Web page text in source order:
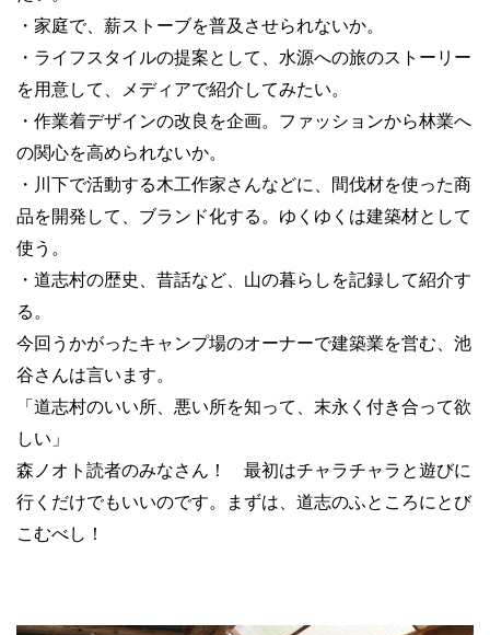
・家庭で、薪ストーブを普及させられないか。
・ライフスタイルの提案として、水源への旅のストーリー
を用意して、メディアで紹介してみたい。
・作業着デザインの改良を企画。ファッションから林業へ
の関心を高められないか。
・川下で活動する木工作家さんなどに、間伐材を使った商
品を開発して、ブランド化する。ゆくゆくは建築材として
使う。
・道志村の歴史、昔話など、山の暮らしを記録して紹介す
る。
今回うかがったキャンプ場のオーナーで建築業を営む、池
谷さんは言います。
「道志村のいい所、悪い所を知って、末永く付き合って欲
しい」
森ノオト読者のみなさん！ 最初はチャラチャラと遊びに
行くだけでもいいのです。まずは、道志のふところにとび
こむべし！